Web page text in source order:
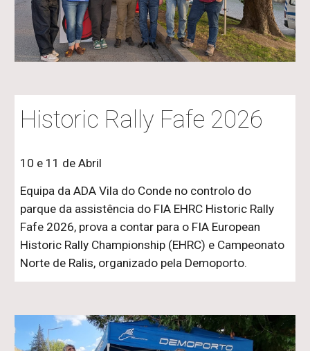
Historic Rally Fafe 2026
10 e 11 de Abril
Equipa da ADA Vila do Conde no controlo do
parque da assistência do FIA EHRC Historic Rally
Fafe 2026, prova a contar para o FIA European
Historic Rally Championship (EHRC) e Campeonato
Norte de Ralis, organizado pela Demoporto.